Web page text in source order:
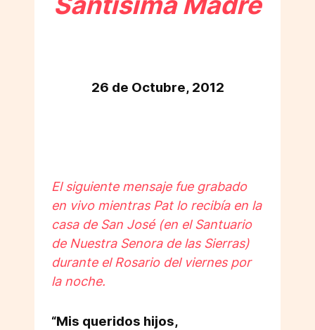
26 de Octubre, 2012
El siguiente mensaje fue grabado
en vivo mientras Pat lo recibía en la
casa de San José (en el Santuario
de Nuestra Senora de las Sierras)
durante el Rosario del viernes por
la noche.
“Mis queridos hijos,